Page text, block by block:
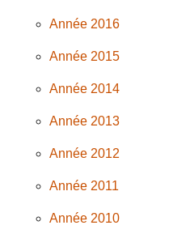
Année 2016
Année 2015
Année 2014
Année 2013
Année 2012
Année 2011
Année 2010